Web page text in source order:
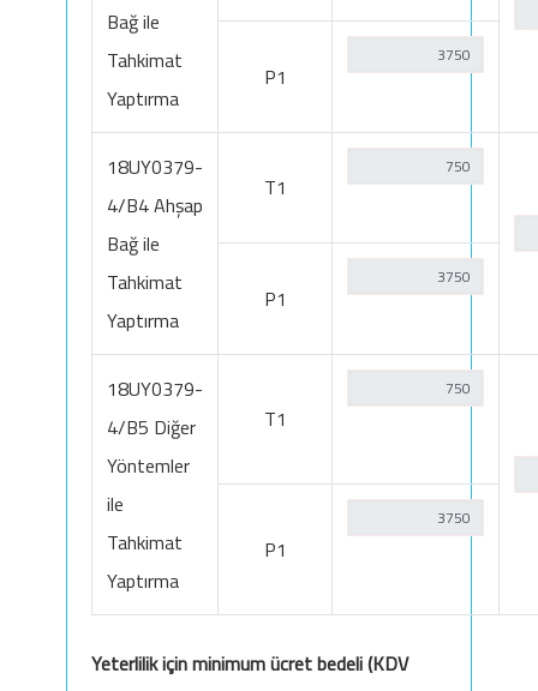
Bağ ile
Tahkimat
Yaptırma
P1
18UY0379-
4/B4 Ahşap
Bağ ile
Tahkimat
Yaptırma
T1
P1
18UY0379-
4/B5 Diğer
Yöntemler
ile
Tahkimat
Yaptırma
T1
P1
Yeterlilik için minimum ücret bedeli (KDV